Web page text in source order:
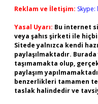
Reklam ve İletişim:
Yasal Uyarı: Bu internet
veya şahıs şirketi ile
Sitede yalnızca kendi
paylaşılmaktadır.
taşımamakta olup,
paylaşım
benzerlikleri tamamen
taslak halindedir ve